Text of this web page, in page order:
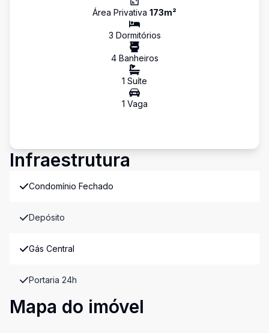
Área Privativa 173m²
3 Dormitórios
4Banheiros
1 Suíte
1 Vaga
Infraestrutura
Condomínio Fechado
Depósito
Gás Central
Portaria 24h
Mapa do imóvel